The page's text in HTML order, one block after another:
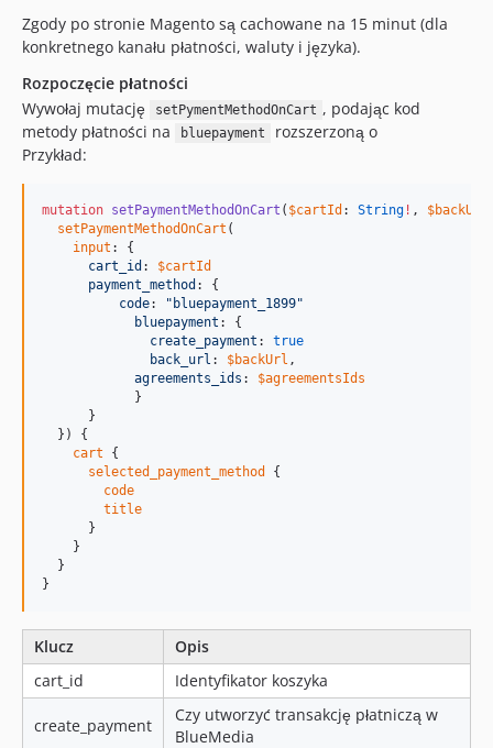
Zgody po stronie Magento są cachowane na 15 minut (dla
konkretnego kanału płatności, waluty i języka).
Rozpoczęcie płatności
Wywołaj mutację
setPymentMethodOnCart , podając kod
metody płatności na
bluepayment
rozszerzoną o
Przykład:
mutation setPaymentMethodOnCart ( $cartId : String ! , $backUrl
setPaymentMethodOnCart (
input : {
cart_id : $cartId
payment_method : {
code: " bluepayment_1899"
bluepayment : {
create_payment : true
back_url : $backUrl ,
agreements_ids : $agreementsIds
            }
      }
  }) {
cart {
selected_payment_method
{
code
title
      }
    }
  }
}
Klucz
Opis
cart_id
Identyfikator koszyka
create_payment
Czy utworzyć transakcję płatniczą w
BlueMedia